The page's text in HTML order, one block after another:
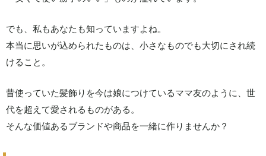
でも、私もあなたも知っていますよね。
本当に思いが込められたものは、小さなものでも大切にされ続
けること。
昔使っていた髪飾りを今は娘につけているママ友のように、世
代を超えて愛されるものがある。
そんな価値あるブランドや商品を一緒に作りませんか？